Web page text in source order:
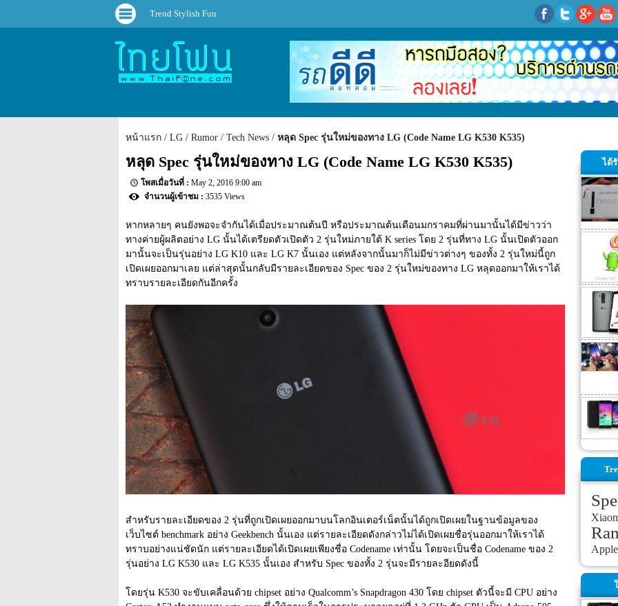
Trend Stylish Fun
หน้าแรก LG Rumor Tech News หลุด Spec รุ่นใหม่ของทาง LG (Code Name LG K530 K535)
หลุด Spec รุ่นใหม่ของทาง LG (Code Name LG K530 K535)
May 2, 2016 9:00 am
3535 Views
หากหลายๆ คนยังพอจะจำกันได้เมื่อประมาณต้นปี หรือประมาณต้นเดือนมกราคมที่ผ่านมานั้นได้มีข่าวว่า
ทางค่ายผู้ผลิตอย่าง LG นั้นได้เตรียดตัวเปิดตัว 2 รุ่นใหม่ภายใต้ K series โดย 2 รุ่นที่ทาง LG นั้นเปิดตัวออก
มานั้นจะเป็นรุ่นอย่าง LG K10 และ LG K7 นั้นเอง แต่หลังจากนั้นมาก็ไม่มีข่าวต่างๆ ของทั้ง 2 รุ่นใหม่นี้ถูก
เปิดเผยออกมาเลย แต่ล่าสุดนั้นกลับมีรายละเอียดของ Spec ของ 2 รุ่นใหม่ของทาง LG หลุดออกมาให้เราได้
ทราบรายละเอียดกันอีกครั้ง
สำหรับรายละเอียดของ 2 รุ่นที่ถูกเปิดเผยออกมาบนโลกอินเตอร์เน็ตนั้นได้ถูกเปิดเผยในฐานข้อมูลของ
เว็บไซต์ benchmark อย่าง Geekbench นั้นเอง แต่รายละเอียดดังกล่าวไม่ได้เปิดเผยชื่อรุ่นออกมาให้เราได้
ทราบอย่างแน่ชัดนัก แต่รายละเอียดได้เปิดเผยเพียงชื่อ Codename เท่านั้น โดยจะเป็นชื่อ Codename ของ 2
รุ่นอย่าง LG K530 และ LG K535 นั้นเอง สำหรับ Spec ของทั้ง 2 รุ่นจะมีรายละอียดดังนี้
โดยรุ่น K530 จะขับเคลื่อนด้วย chipset อย่าง Qualcomm’s Snapdragon 430 โดย chipset ตัวนี้จะมี CPU อย่าง
ได้
Apple